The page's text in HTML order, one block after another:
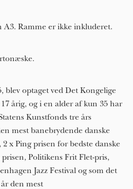
A3. Ramme er ikke inkluderet.
blev optaget ved Det Kongelige
årig, og i en alder af kun 3​5​ har
Kunstfonds tre års
mest banebrydende danske
x Ping prisen for bedste danske
Politikens Frit Flet-pris,
Jazz Festival og som det
den mest